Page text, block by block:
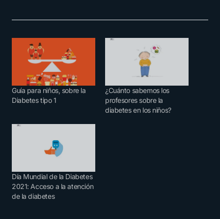
Guía para niños, sobre la
Diabetes tipo 1
¿Cuánto sabemos los
profesores sobre la
diabetes en los niños?
Día Mundial de la Diabetes
2021: Acceso a la atención
de la diabetes